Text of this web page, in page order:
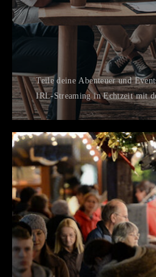
Teile deine Abenteuer und
IRL-Streaming in Echtzeit mit